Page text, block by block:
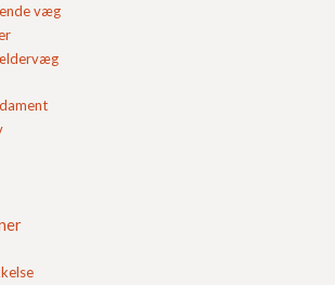
væg
af betonblokke
af betonblokke
for erhverv